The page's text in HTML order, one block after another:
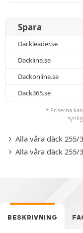
Spara
Dackleader.se
Dackline.se
Dackonline.se
Dack365.se
* Priserna
Alla våra däck 255/
Alla våra däck 255/
BESKRIVNING